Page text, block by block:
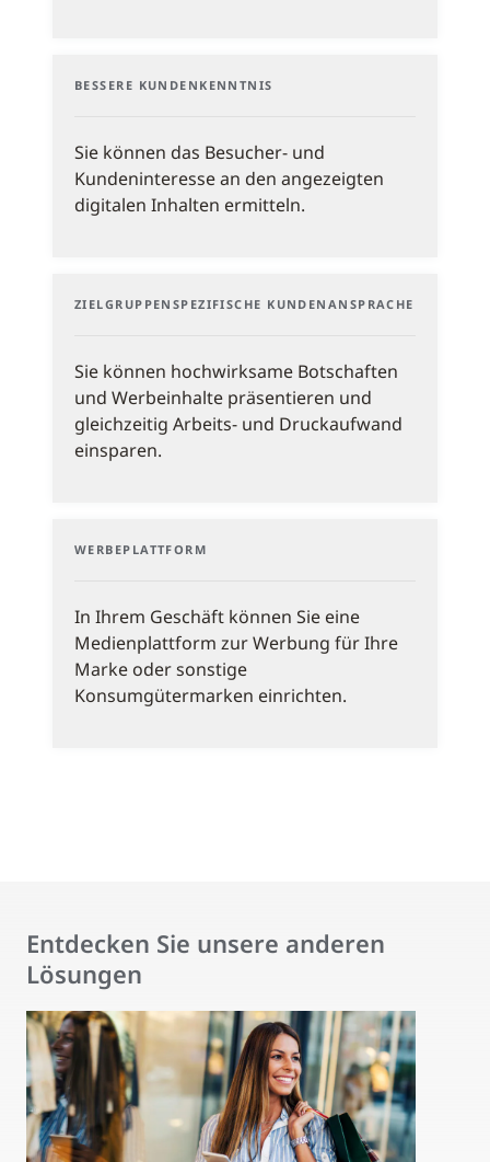
BESSERE KUNDENKENNTNIS
Sie können das Besucher- und
Kundeninteresse an den angezeigten
digitalen Inhalten ermitteln.
ZIELGRUPPENSPEZIFISCHE KUNDENANSPRACHE
Sie können hochwirksame Botschaften
und Werbeinhalte präsentieren und
gleichzeitig Arbeits- und Druckaufwand
einsparen.
WERBEPLATTFORM
In Ihrem Geschäft können Sie eine
Medienplattform zur Werbung für Ihre
Marke oder sonstige
Konsumgütermarken einrichten.
Entdecken Sie unsere anderen
Lösungen